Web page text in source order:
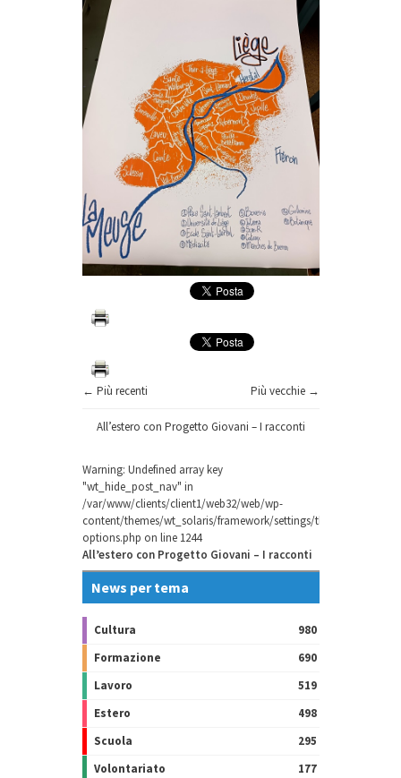
← Più recenti Più vecchie →
All’estero con Progetto Giovani – I racconti
Warning: Undefined array key
"wt_hide_post_nav" in
/var/www/clients/client1/web32/web/wp-
content/themes/wt_solaris/framework/settings/theme-
options.php on line 1244
All’estero con Progetto Giovani – I racconti
News per tema
Cultura
980
Formazione
690
Lavoro
519
Estero
498
Scuola
295
Volontariato
177